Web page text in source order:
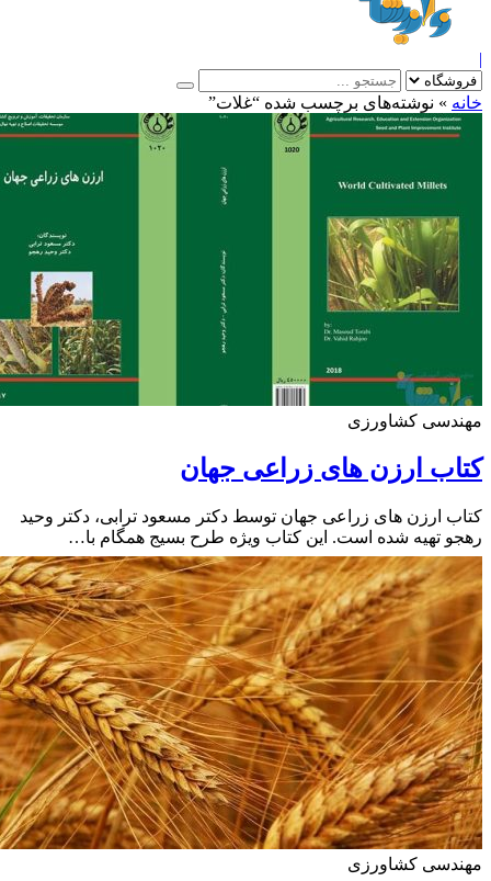
»نوشته‌های برچسب شده “غلات”
کشاورزی
ارزن های زراعی جهان
ارزن های زراعی جهان توسط دکتر مسعود ترابی، دکتر وحید
تهیه شده است. این کتاب ویژه طرح بسیج همگام با…
کشاورزی